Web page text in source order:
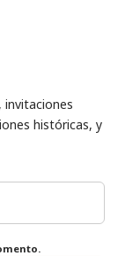
invitaciones
históricas, y